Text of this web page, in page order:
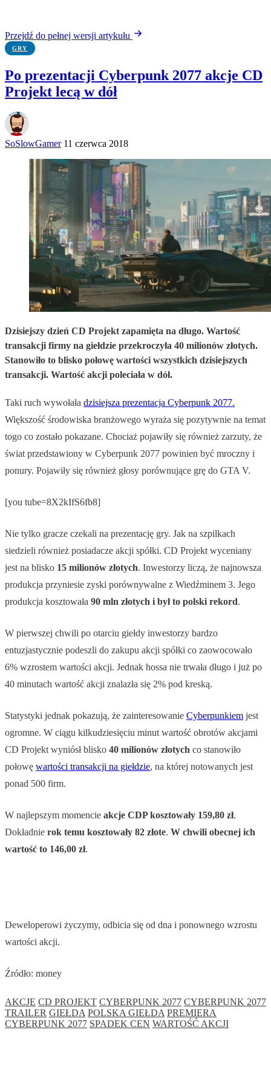
Przejdź do pełnej wersji artykułu
GRY
Po prezentacji Cyberpunk 2077 akcje CD
Projekt lecą w dół
SoSlowGamer 11 czerwca 2018
Dzisiejszy dzień CD Projekt zapamięta na długo. Wartość
transakcji firmy na giełdzie przekroczyła 40 milionów złotych.
Stanowiło to blisko połowę wartości wszystkich dzisiejszych
transakcji. Wartość akcji poleciała w dół.
Taki ruch wywołała dzisiejsza prezentacja Cyberpunk 2077.
Większość środowiska branżowego wyraża się pozytywnie na temat
togo co zostało pokazane. Chociaż pojawiły się również zarzuty, że
świat przedstawiony w Cyberpunk 2077 powinien być mroczny i
ponury. Pojawiły się również głosy porównujące grę do GTA V.
[you tube=8X2kIfS6fb8]
Nie tylko gracze czekali na prezentację gry. Jak na szpilkach
siedzieli również posiadacze akcji spółki. CD Projekt wyceniany
jest na blisko 15 milionów złotych. Inwestorzy liczą, że najnowsza
produkcja przyniesie zyski porównywalne z Wiedźminem 3. Jego
produkcja kosztowała 90 mln złotych i był to polski rekord.
W pierwszej chwili po otarciu giełdy inwestorzy bardzo
entuzjastycznie podeszli do zakupu akcji spółki co zaowocowało
6% wzrostem wartości akcji. Jednak hossa nie trwała długo i już po
40 minutach wartość akcji znalazła się 2% pod kreską.
Statystyki jednak pokazują, że zainteresowanie Cyberpunkiem jest
ogromne. W ciągu kilkudziesięciu minut wartość obrotów akcjami
CD Projekt wyniósł blisko 40 milionów złotych co stanowiło
połowę wartości transakcji na giełdzie, na której notowanych jest
ponad 500 firm.
W najlepszym momencie akcje CDP kosztowały 159,80 zł.
Dokładnie rok temu kosztowały 82 złote. W chwili obecnej ich
wartość to 146,00 zł.
Deweloperowi życzymy, odbicia się od dna i ponownego wzrostu
wartości akcji.
Źródło: money
AKCJE CD PROJEKT CYBERPUNK 2077 CYBERPUNK 2077
TRAILER GIEŁDA POLSKA GIEŁDA PREMIERA
CYBERPUNK 2077 SPADEK CEN WARTOŚĆ AKCJI